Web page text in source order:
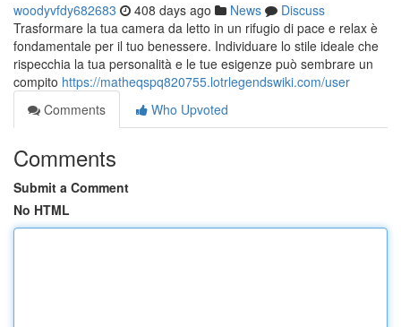
woodyvfdy682683 408 days ago News
Discuss
Trasformare la tua camera da letto in un rifugio di pace e relax è
fondamentale per il tuo benessere. Individuare lo stile ideale che
rispecchia la tua personalità e le tue esigenze può sembrare un
compito https://matheqspq820755.lotrlegendswiki.com/user
Comments
Who Upvoted
Comments
Submit a Comment
No HTML